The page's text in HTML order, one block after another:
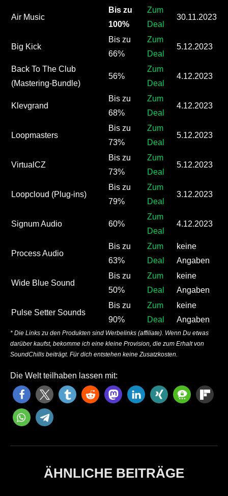
Air Music
Bis zu
100%
Zum
Deal
30.11.2023
Big Kick
Bis zu
66%
Zum
Deal
5.12.2023
Back To The Club
(Mastering-Bundle)
56%
Zum
Deal
4.12.2023
Klevgrand
Bis zu
68%
Zum
Deal
4.12.2023
Loopmasters
Bis zu
73%
Zum
Deal
5.12.2023
VirtualCZ
Bis zu
73%
Zum
Deal
5.12.2023
Loopcloud (Plug-ins)
Bis zu
79%
Zum
Deal
3.12.2023
Signum Audio 60%
Zum
Deal
4.12.2023
Process Audio
Bis zu
63%
Zum
Deal
keine
Angaben
Wide Blue Sound
Bis zu
50%
Zum
Deal
keine
Angaben
Pulse Setter Sounds
Bis zu
90%
Zum
Deal
keine
Angaben
* Die Links zu den Produkten sind Werbelinks (affiliate). Wenn Du etwas
darüber kaufst, bekomme ich eine kleine Provision, die zum Erhalt von
SoundChills beiträgt. Für dich entstehen keine Zusatzkosten.
Die Welt teilhaben lassen mit:
ÄHNLICHE BEITRÄGE